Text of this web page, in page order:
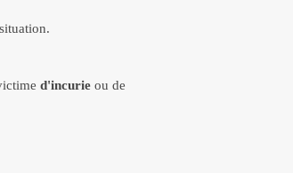
d'incurie ou de